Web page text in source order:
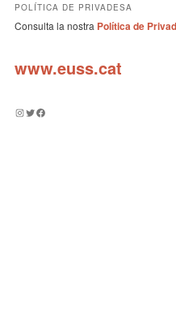
POLÍTICA DE PRIVADESA
Consulta la nostra Política de
www.euss.cat
Instagram
TwitterFacebook